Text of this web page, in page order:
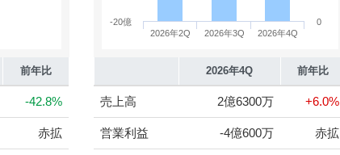
前年比
-42.8%
赤拡
2026年2Q 2026年3Q 2026年4Q
0
-20億
2026年4Q 前年比
売上高 2億6300万 +6.0%
営業利益 -4億600万 赤拡